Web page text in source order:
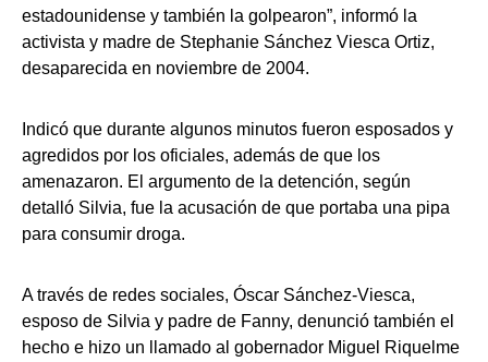
estadounidense y también la golpearon”, informó la
activista y madre de Stephanie Sánchez Viesca Ortiz,
desaparecida en noviembre de 2004.
Indicó que durante algunos minutos fueron esposados y
agredidos por los oficiales, además de que los
amenazaron. El argumento de la detención, según
detalló Silvia, fue la acusación de que portaba una pipa
para consumir droga.
A través de redes sociales, Óscar Sánchez-Viesca,
esposo de Silvia y padre de Fanny, denunció también el
hecho e hizo un llamado al gobernador Miguel Riquelme